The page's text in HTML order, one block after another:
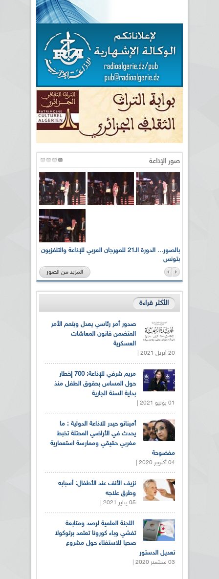
صور الإذاعة
بالصور... الدورة الـ21 للمهرجان العربي للإذاعة والتلفزيون
بتونس
المزيد من الصور
الأكثر قراءة
صدور أمر رئاسي يعدل ويتمم الأمر
المتضمن قانون المعاشات
العسكرية
20 أبريل 2021 |
مريم شرفي للإذاعة: 700 إخطار
حول المساس بحقوق الطفل منذ
بداية السنة الجارية
01 يونيو 2021 |
أميناتو حيدر للاذاعة الدولية : ما
يحدث في الأراضي المحتلة تخبط
مغربي حقيقي وممارسة استعمارية
مفضوحة
04 أكتوبر 2020 |
نزيف الأنف عند الأطفال: أسبابه
وطرق علاجه
05 يناير 2021 |
اللجنة العلمية لرصد ومتابعة
تفشي وباء كورونا تعتمد برتوكولا
صحيا للاستفتاء حول مشروع
تعديل الدستور
03 سبتمبر 2020 |